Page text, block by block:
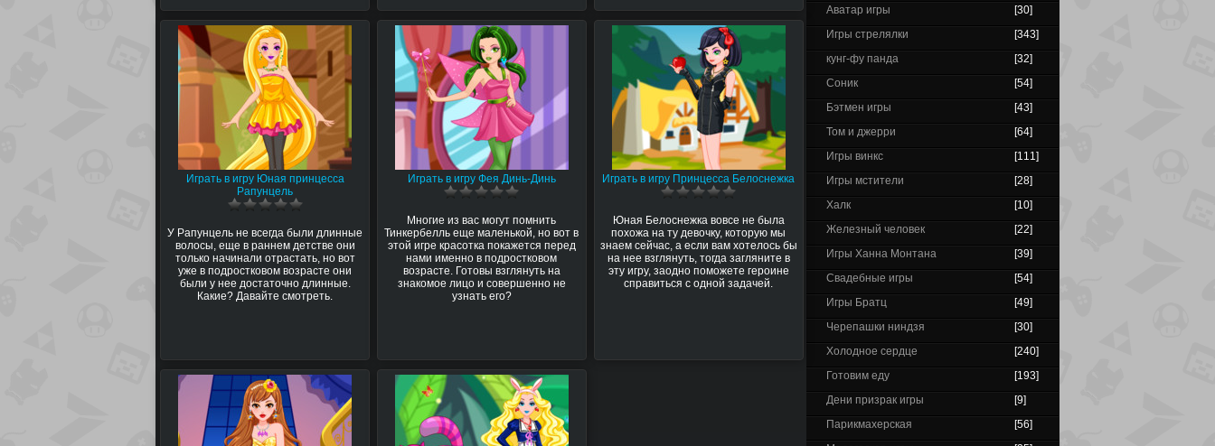
Играть в игру Юная принцесса
Рапунцель
У Рапунцель не всегда были длинные
волосы, еще в раннем детстве они
только начинали отрастать, но вот
уже в подростковом возрасте они
были у нее достаточно длинные.
Какие? Давайте смотреть.
Играть в игру Фея Динь-Динь
Многие из вас могут помнить
Тинкербелль еще маленькой, но вот в
этой игре красотка покажется перед
нами именно в подростковом
возрасте. Готовы взглянуть на
знакомое лицо и совершенно не
узнать его?
Играть в игру Принцесса Белоснежка
Юная Белоснежка вовсе не была
похожа на ту девочку, которую мы
знаем сейчас, а если вам хотелось бы
на нее взглянуть, тогда загляните в
эту игру, заодно поможете героине
справиться с одной задачей.
Аватар игры
[30]
Игры стрелялки
[343]
кунг-фу панда
[32]
Соник
[54]
Бэтмен игры
[43]
Том и джерри
[64]
Игры винкс
[111]
Игры мстители
[28]
Халк
[10]
Железный человек
[22]
Игры Ханна Монтана
[39]
Свадебные игры
[54]
Игры Братц
[49]
Черепашки ниндзя
[30]
Холодное сердце
[240]
Готовим еду
[193]
Дени призрак игры
[9]
Парикмахерская
[56]